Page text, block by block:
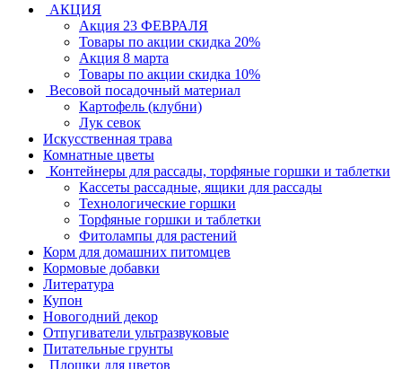
АКЦИЯ
Акция 23 ФЕВРАЛЯ
Товары по акции скидка 20%
Акция 8 марта
Товары по акции скидка 10%
Весовой посадочный материал
Картофель (клубни)
Лук севок
Искусственная трава
Комнатные цветы
Контейнеры для рассады, торфяные горшки и таблетки
Кассеты рассадные, ящики для рассады
Технологические горшки
Торфяные горшки и таблетки
Фитолампы для растений
Корм для домашних питомцев
Кормовые добавки
Литература
Купон
Новогодний декор
Отпугиватели ультразвуковые
Питательные грунты
Плошки для цветов